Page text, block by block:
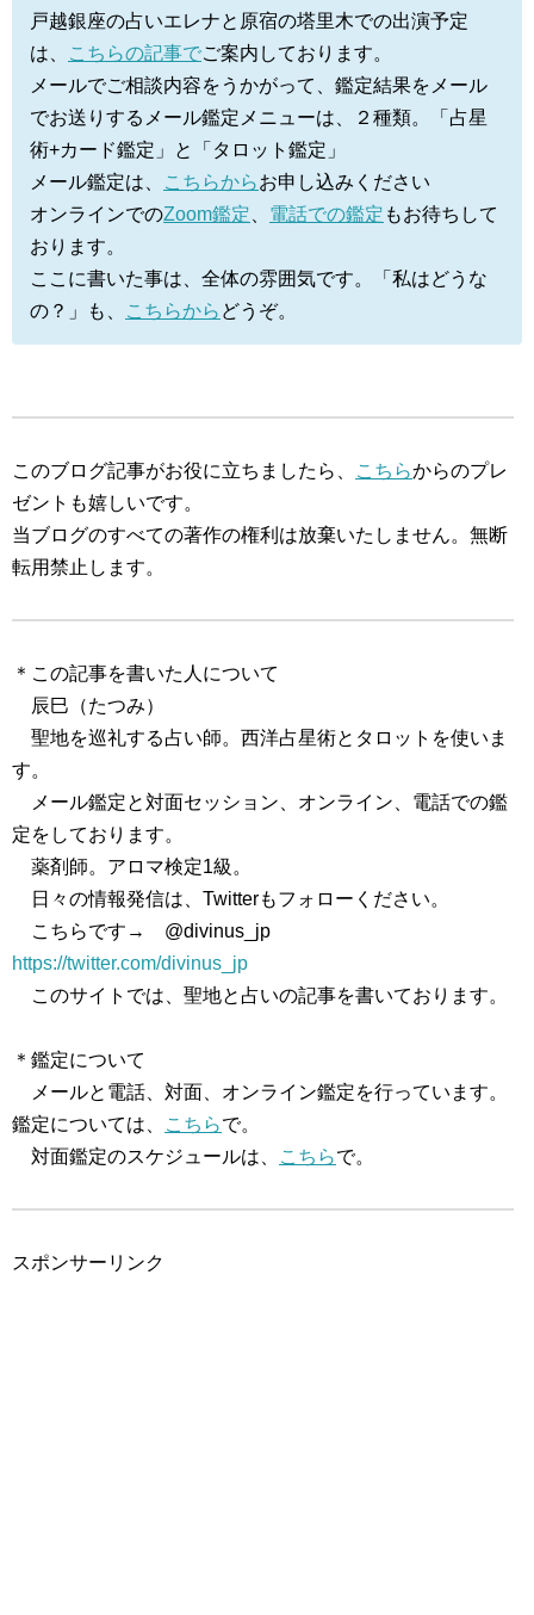
戸越銀座の占いエレナと原宿の塔里木での出演予定
は、
こちらの記事でご案内しております。
メールでご相談内容をうかがって、鑑定結果をメール
でお送りするメール鑑定メニューは、２種類。「占星
術+カード鑑定」と「タロット鑑定」
メール鑑定は、
こちらからお申し込みください
オンラインでのZoom鑑定 電話での鑑定 もお待ちして
おります。
ここに書いた事は、全体の雰囲気です。「私はどうな
の？」も、
こちらから どうぞ。
このブログ記事がお役に立ちましたら、 こちらからのプレ
ゼントも嬉しいです。
当ブログのすべての著作の権利は放棄いたしません。無断
転用禁止します。
＊この記事を書いた人について
辰巳（たつみ）
聖地を巡礼する占い師。西洋占星術とタロットを使いま
す。
メール鑑定と対面セッション、オンライン、電話での鑑
定をしております。
薬剤師。アロマ検定1級。
日々の情報発信は、Twitterもフォローください。
こちらです→ @divinus_jp
https://twitter.com/divinus_jp
このサイトでは、聖地と占いの記事を書いております。
＊鑑定について
メールと電話、対面、オンライン鑑定を行っています。
鑑定については、
こちらで。
対面鑑定のスケジュールは、
こちらで。
スポンサーリンク